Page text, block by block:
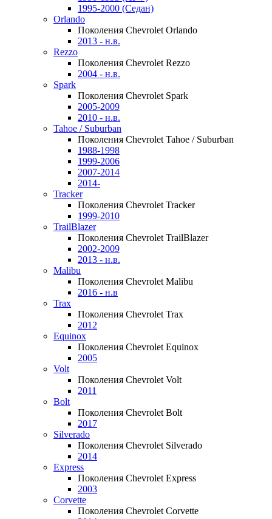
1995-2000 (Седан)
Orlando
Поколения Chevrolet Orlando
2013 - н.в.
Rezzo
Поколения Chevrolet Rezzo
2004 - н.в.
Spark
Поколения Chevrolet Spark
2005-2009
2010 - н.в.
Tahoe / Suburban
Поколения Chevrolet Tahoe / Suburban
1988-1998
1999-2006
2007-2014
2014-
Tracker
Поколения Chevrolet Tracker
1999-2010
TrailBlazer
Поколения Chevrolet TrailBlazer
2002-2009
2013 - н.в.
Malibu
Поколения Chevrolet Malibu
2016 - н.в
Trax
Поколения Chevrolet Trax
2012
Equinox
Поколения Chevrolet Equinox
2005
Volt
Поколения Chevrolet Volt
2011
Bolt
Поколения Chevrolet Bolt
2017
Silverado
Поколения Chevrolet Silverado
2014
Express
Поколения Chevrolet Express
2003
Corvette
Поколения Chevrolet Corvette